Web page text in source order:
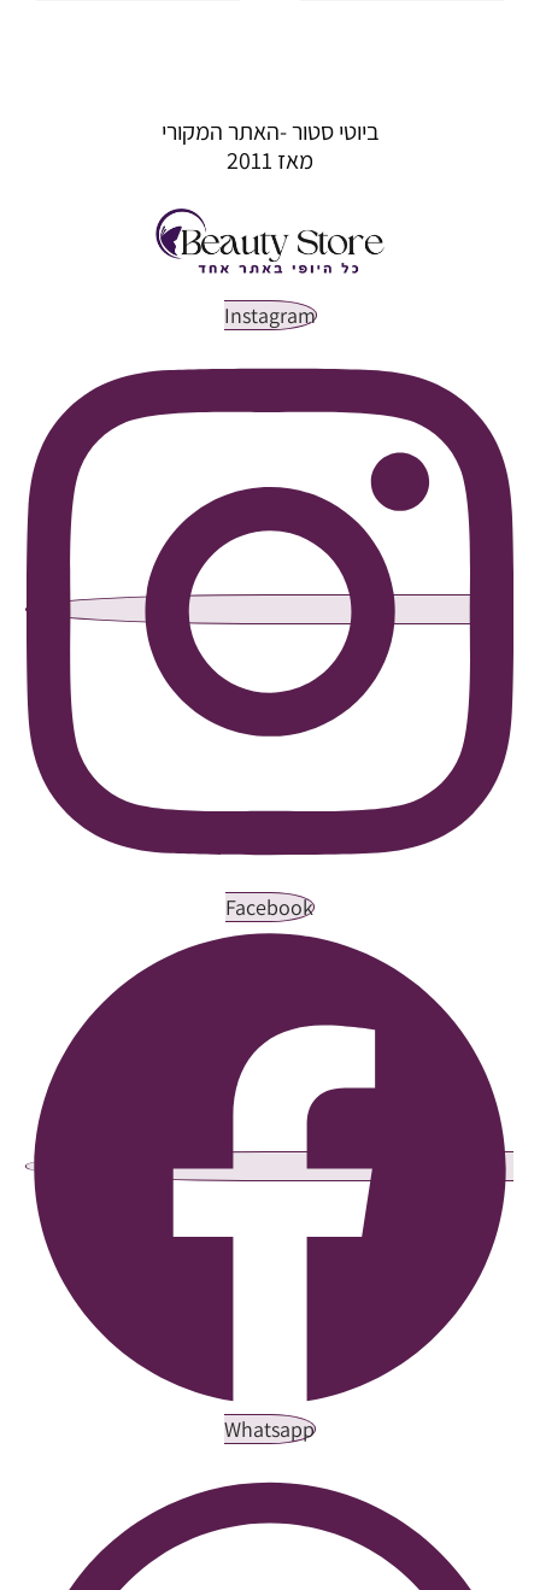
ביוטי סטור -האתר המקורי
מאז 2011
Instagram
Facebook
Whatsapp